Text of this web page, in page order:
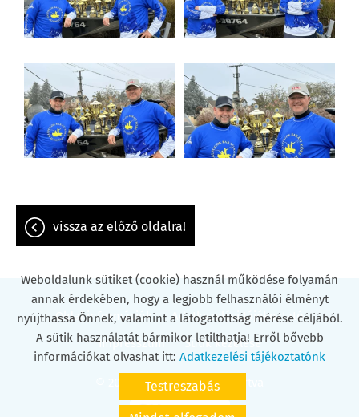
vissza az előző oldalra!
© 2026 - Minden jog fenntartva
Oldal információk
Adatkezelési tájékoztató
Impresszum
Sütik kezelése
Testreszabás
Weboldalunk sütiket (cookie) használ működése folyamán
annak érdekében, hogy a legjobb felhasználói élményt
nyújthassa Önnek, valamint a látogatottság mérése céljából.
A sütik használatát bármikor letilthatja! Erről bővebb
információkat olvashat itt: Adatkezelési tájékoztatónk